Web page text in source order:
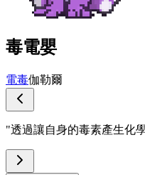
毒電嬰
電毒伽勒爾
"透過讓自身的毒素產生化